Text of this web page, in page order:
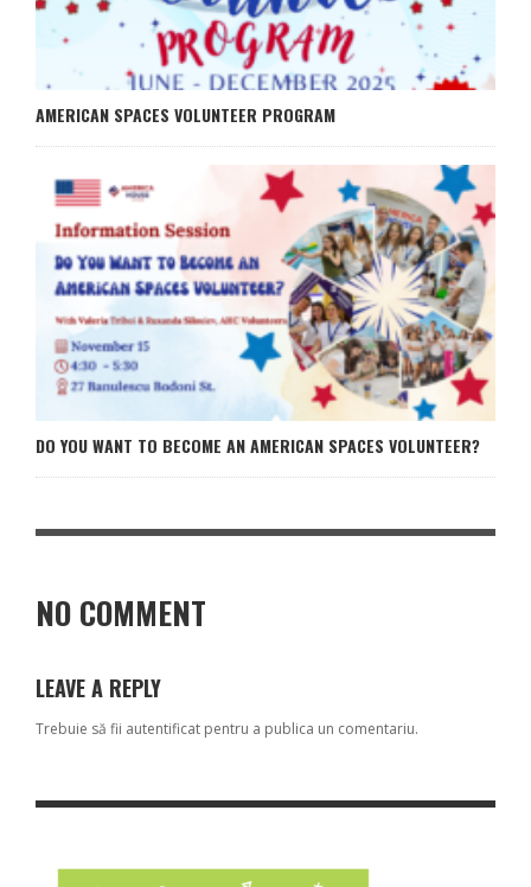
AMERICAN SPACES VOLUNTEER PROGRAM
DO YOU WANT TO BECOME AN AMERICAN SPACES VOLUNTEER?
NO COMMENT
LEAVE A REPLY
Trebuie să fii autentificat pentru a publica un comentariu.